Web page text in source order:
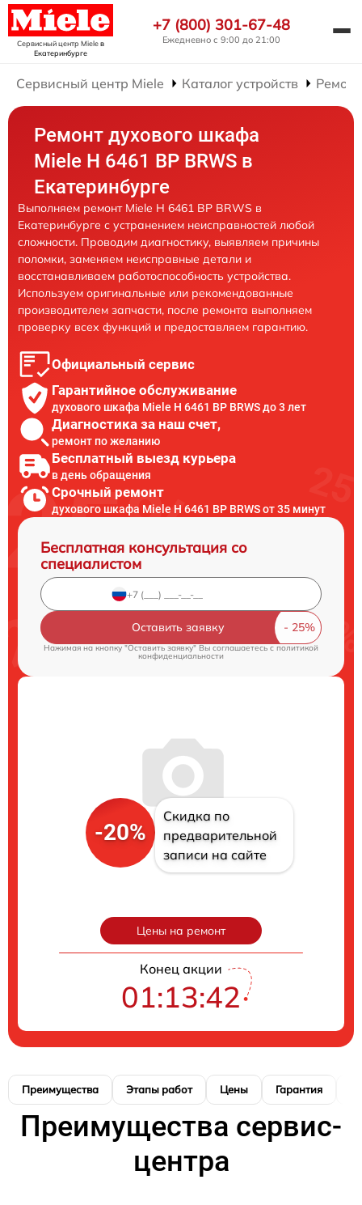
Сервисный центр Mieleв
Екатеринбурге
+7 (800) 301-67-48
Ежедневно с 9:00 до 21:00
Сервисный центр Miele Каталог устройств
Ремонт духового шкафа
Miele H 6461 BP BRWS в
Екатеринбурге
Выполняем ремонт Miele H 6461 BP BRWS в
Екатеринбурге с устранением неисправностей любой
сложности. Проводим диагностику, выявляем причины
поломки, заменяем неисправные детали и
восстанавливаем работоспособность устройства.
Используем оригинальные или рекомендованные
производителем запчасти, после ремонта выполняем
проверку всех функций и предоставляем гарантию.
Официальный сервис
Гарантийное обслуживание
духового шкафа Miele H 6461 BP BRWS до 3 лет
Диагностика за наш счет,
ремонт по желанию
Бесплатный выезд курьера
в день обращения
Срочный ремонт
духового шкафа Miele H 6461 BP BRWS от 35 минут
Бесплатная консультация со
специалистом
Оставить заявку
Нажимая на кнопку "Оставить заявку" Вы соглашаетесь cполитикой
конфиденциальности
-20%
Скидка по
предварительной
записи на сайте
Цены на ремонт
Конец акции
01:13:41
Преимущества Этапы работ Цены Гарантия
Преимущества сервис-
центра